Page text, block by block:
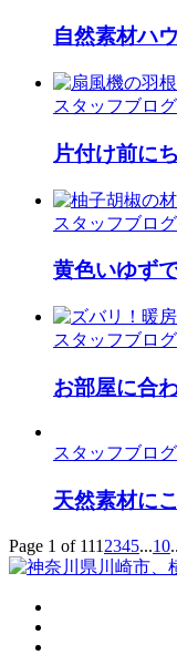
自然素材ハ
スタッフブログ
片付け前に
スタッフブログ
黄色いゆず
スタッフブログ
お部屋に合
スタッフブログ
天然素材に
Page 1 of 111 2345...10